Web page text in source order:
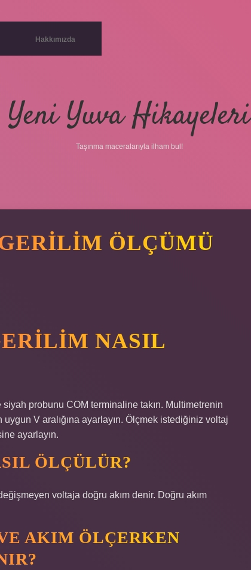
Hakkımızda
Yeni Yuva Hikayeleri
Taşınma maceralarıyla ilham bul!
ÖLÇÜMÜ
NASIL
probunu COM terminaline takın. Multimetrenin
V aralığına ayarlayın. Ölçmek istediğiniz voltaj
ayarlayın.
ÖLÇÜLÜR?
voltaja doğru akım denir. Doğru akım
AKIM ÖLÇERKEN